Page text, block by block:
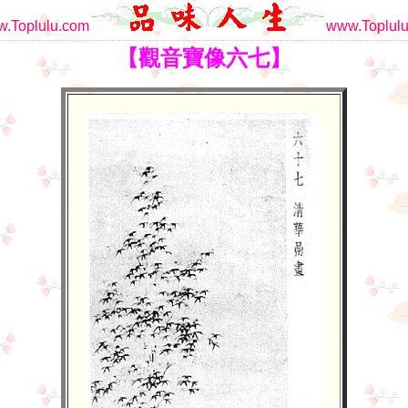
【觀音寶像六七】